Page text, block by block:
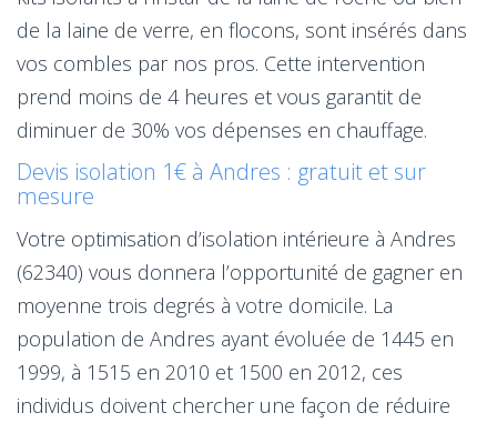
de la laine de verre, en flocons, sont insérés dans
vos combles par nos pros. Cette intervention
prend moins de 4 heures et vous garantit de
diminuer de 30% vos dépenses en chauffage.
Devis isolation 1€ à Andres : gratuit et sur
mesure
Votre optimisation d’isolation intérieure à Andres
(62340) vous donnera l’opportunité de gagner en
moyenne trois degrés à votre domicile. La
population de Andres ayant évoluée de 1445 en
1999, à 1515 en 2010 et 1500 en 2012, ces
individus doivent chercher une façon de réduire